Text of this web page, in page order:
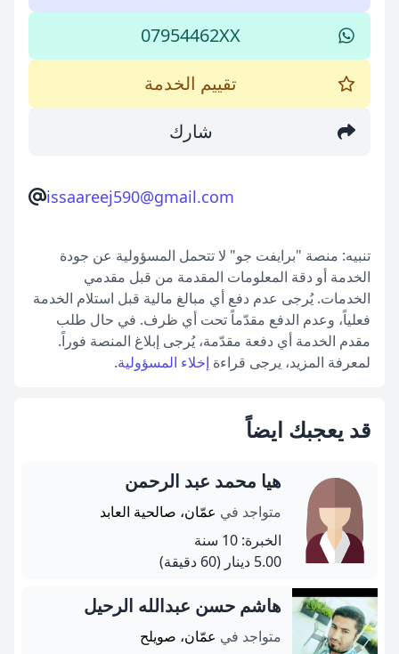
07954462XX
تقييم الخدمة
شارك
issaareej590@gmail.com
تنبيه: منصة "برايفت جو" لا تتحمل المسؤولية عن جودة
الخدمة أو دقة المعلومات المقدمة من قبل مقدمي
الخدمات. يُرجى عدم دفع أي مبالغ مالية قبل استلام الخدمة
فعلياً، وعدم الدفع مقدّماً تحت أي ظرف. في حال طلب
مقدم الخدمة أي دفعة مقدّمة، يُرجى إبلاغ المنصة فوراً.
لمعرفة المزيد، يرجى قراءة إخلاء المسؤولية.
قد يعجبك ايضاً
هيا محمد عبد الرحمن
متواجد في عمّان، صالحية العابد
الخبرة: 10 سنة
5.00 دينار
(60 دقيقة)
هاشم حسن عبدالله الرحيل
متواجد في عمّان، صويلح